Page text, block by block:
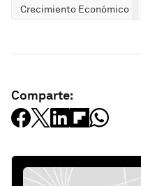
Crecimiento Económico
Comparte: